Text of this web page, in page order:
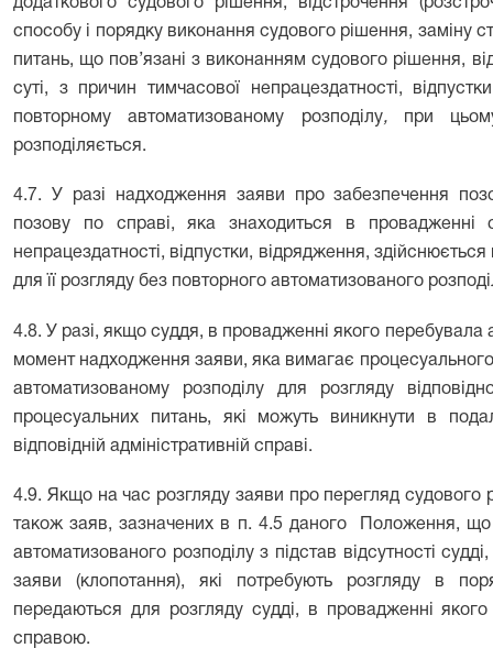
додаткового судового рішення, відстрочення
способу і порядку виконання судового рішення, заміну
питань, що пов’язані з виконанням судового рішення,
суті, з причин тимчасової непрацездатності,
повторному автоматизованому розподілу,при цьому
розподіляється.
4.7. У разі надходження заяви про забезпечення
позову по справі, яка знаходиться в провадженні
непрацездатності, відпустки, відрядження,
для її розгляду без повторного автоматизованого
4.8. У разі, якщо суддя, в провадженні якого перебувала
момент надходження заяви, яка вимагає
автоматизованому розподілу для розгляду
процесуальних питань, які можуть виникнути в
відповідній адміністративній справі.
4.9. Якщо на час розгляду заяви про перегляд
також заяв, зазначених в п. 4.5 даного
Положення, що
автоматизованого розподілу з підстав відсутності
заяви (клопотання), які потребують розгляду в
передаються для розгляду судді, в провадженні
справою.